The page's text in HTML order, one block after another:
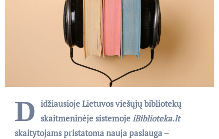
D idžiausioje Lietuvos viešųjų bibliotekų
skaitmeninėje sistemojeiBiblioteka.lt
skaitytojams pristatoma nauja paslauga –